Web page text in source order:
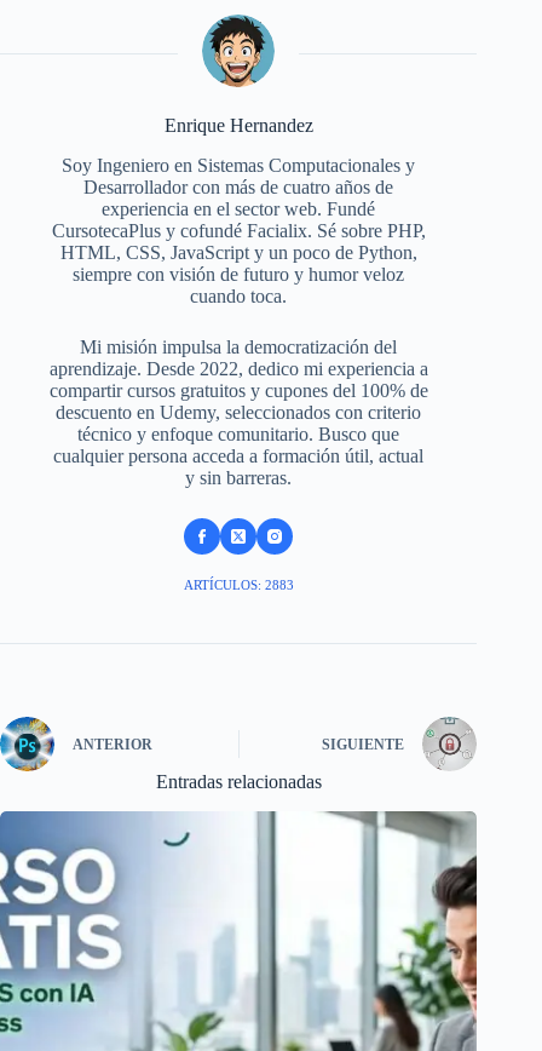
Enrique Hernandez
Soy Ingeniero en Sistemas Computacionales y
Desarrollador con más de cuatro años de
experiencia en el sector web. Fundé
CursotecaPlus y cofundé Facialix. Sé sobre PHP,
HTML, CSS, JavaScript y un poco de Python,
siempre con visión de futuro y humor veloz
cuando toca.
Mi misión impulsa la democratización del
aprendizaje. Desde 2022, dedico mi experiencia a
compartir cursos gratuitos y cupones del 100% de
descuento en Udemy, seleccionados con criterio
técnico y enfoque comunitario. Busco que
cualquier persona acceda a formación útil, actual
y sin barreras.
ARTÍCULOS: 2883
ANTERIOR SIGUIENTE
Entradas relacionadas